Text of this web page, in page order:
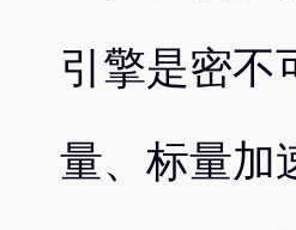
引擎是密不
量、标量加